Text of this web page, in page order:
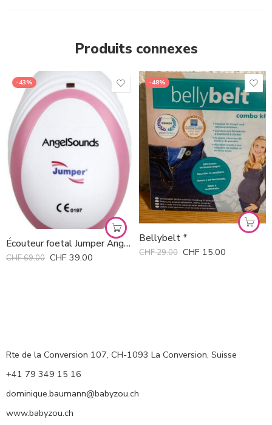
Produits connexes
-43%
Écouteur foetal Jumper AngelSounds *
CHF69.00 CHF 39.00
-48%
Bellybelt *
CHF29.00 CHF 15.00
Rte de la Conversion 107, CH-1093 La Conversion, Suisse
+41 79 349 15 16
dominique.baumann@babyzou.ch
www.babyzou.ch